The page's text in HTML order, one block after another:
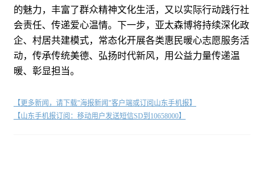
的魅力，丰富了群众精神文化生活，又以实际行动践行社
会责任、传递爱心温情。下一步，亚太森博将持续深化政
企、村居共建模式，常态化开展各类惠民暖心志愿服务活
动，传承传统美德、弘扬时代新风，用公益力量传递温
暖、彰显担当。
【更多新闻，请下载"海报新闻"客户端或订阅山东手机报】
【山东手机报订阅：移动用户发送短信SD到10658000】